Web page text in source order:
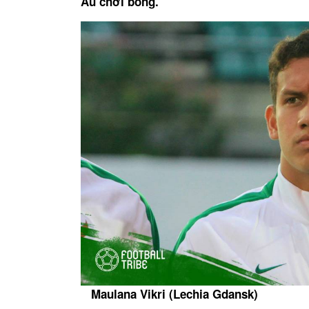
Maulana Vikri (Lechia Gdansk)